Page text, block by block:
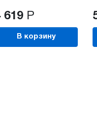
619 Р
В корзину